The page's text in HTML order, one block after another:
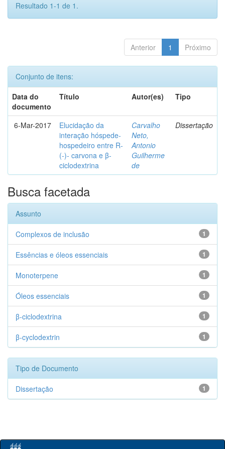
Resultado 1-1 de 1.
Anterior 1 Próximo
Conjunto de itens:
Data do
documento
Título Autor(es) Tipo
6-Mar-2017
Elucidação da
interação hóspede-
hospedeiro entre R-
(-)- carvona e β-
ciclodextrina
Carvalho
Neto,
Antonio
Guilherme
de
Dissertação
Busca facetada
Assunto
1
Complexos de inclusão
1
Essências e óleos essenciais
1
Monoterpene
1
Óleos essenciais
1
β-ciclodextrina
1
β-cyclodextrin
Tipo de Documento
1
Dissertação